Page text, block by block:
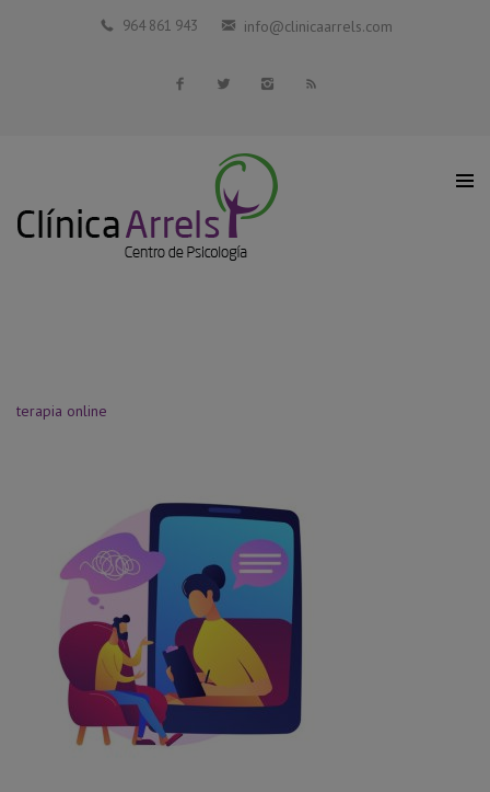
Blog
964 861 943 info@clinicaarrels.com
terapia online